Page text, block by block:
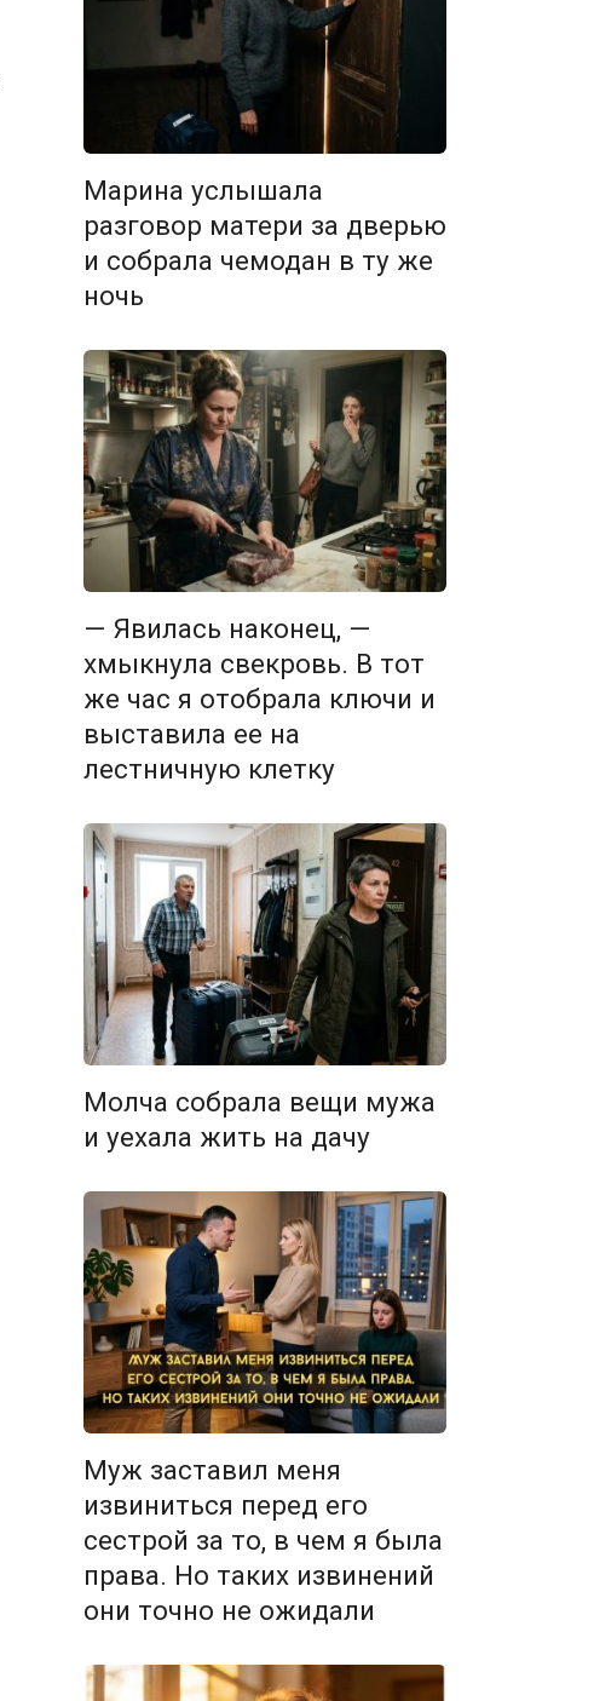
Марина услышала
разговор матери за дверью
и собрала чемодан в ту же
ночь
— Явилась наконец, —
хмыкнула свекровь. В тот
же час я отобрала ключи и
выставила ее на
лестничную клетку
Молча собрала вещи мужа
и уехала жить на дачу
Муж заставил меня
извиниться перед его
сестрой за то, в чем я была
права. Но таких извинений
они точно не ожидали